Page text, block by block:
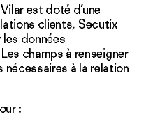
est doté d’une
clients, Secutix
données
champs à renseigner
nécessaires à la relation
: